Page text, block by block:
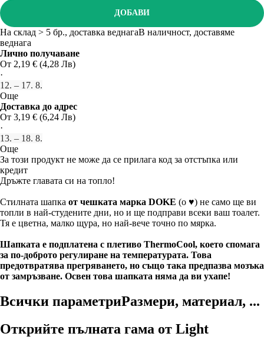
ДОБАВИ
На склад > 5 бр., доставка веднагаВ наличност, доставяме
веднага
Лично получаване
От 2,19 € (4,28 Лв)
·
12. – 17. 8.
Още
Доставка до адрес
От 3,19 € (6,24 Лв)
·
13. – 18. 8.
Още
За този продукт не може да се прилага код за отстъпка или
кредит
Дръжте главата си на топло!
Стилната шапка от чешката марка DOKE (о ♥) не само ще ви
топли в най-студените дни, но и ще подправи всеки ваш тоалет.
Тя е цветна, малко щура, но най-вече точно по мярка.
Шапката е подплатена с плетиво ThermoCool, което спомага
за по-доброто регулиране на температурата. Това
предотвратява прегряването, но също така предпазва мозъка
от замръзване. Освен това шапката няма да ви ухапе!
Всички параметриРазмери, материал, ...
Открийте пълната гама от Light